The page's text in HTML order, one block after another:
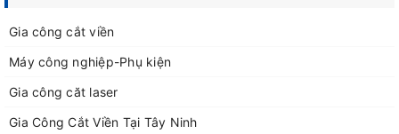
Gia công cắt viền
Máy công nghiệp-Phụ kiện
Gia công căt laser
Gia Công Cắt Viền Tại Tây Ninh